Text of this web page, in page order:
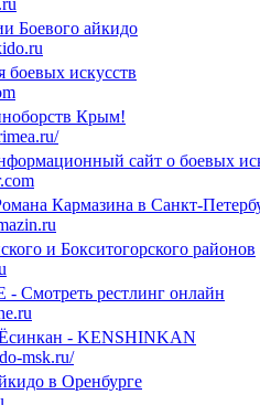
Боевого айкидо
боевых искусств
Крым!
сайт о боевых
Кармазина в Санкт-
и Бокситогорского районов
Смотреть рестлинг онлайн
- KENSHINKAN
msk.ru/
в Оренбурге